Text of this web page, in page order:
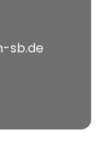
sb.de